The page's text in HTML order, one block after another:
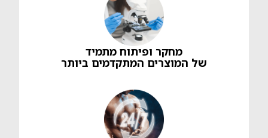
מחקר ופיתוח מתמיד
של המוצרים המתקדמים ביותר